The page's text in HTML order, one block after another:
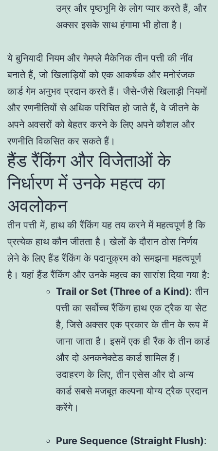
उम्र और पृष्ठभूमि के लोग प्यार करते हैं, और
अक्सर इसके साथ हंगामा भी होता है।
ये बुनियादी नियम और गेमप्ले मैकेनिक तीन पत्ती की नींव
बनाते हैं, जो खिलाड़ियों को एक आकर्षक और मनोरंजक
कार्ड गेम अनुभव प्रदान करते हैं। जैसे-जैसे खिलाड़ी नियमों
और रणनीतियों से अधिक परिचित हो जाते हैं, वे जीतने के
अपने अवसरों को बेहतर करने के लिए अपने कौशल और
रणनीति विकसित कर सकते हैं।
हैंड रैंकिंग और विजेताओं के
निर्धारण में उनके महत्व का
अवलोकन
तीन पत्ती में, हाथ की रैंकिंग यह तय करने में महत्वपूर्ण है कि
प्रत्येक हाथ कौन जीतता है। खेलों के दौरान ठोस निर्णय
लेने के लिए हैंड रैंकिंग के पदानुक्रम को समझना महत्वपूर्ण
है। यहां हैंड रैंकिंग और उनके महत्व का सारांश दिया गया है:
Trail or Set (Three of a Kind): तीन
पत्ती का सर्वोच्च रैंकिंग हाथ एक ट्रैक या सेट
है, जिसे अक्सर एक प्रकार के तीन के रूप में
जाना जाता है। इसमें एक ही रैंक के तीन कार्ड
और दो अनकनेक्टेड कार्ड शामिल हैं।
उदाहरण के लिए, तीन एसेस और दो अन्य
कार्ड सबसे मजबूत कल्पना योग्य ट्रैक प्रदान
करेंगे।
Pure Sequence (Straight Flush):